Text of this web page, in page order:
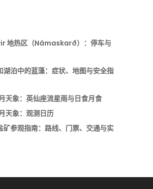
地热区（Námaskarð）：停车与
湖泊中的蓝藻：症状、地图与安全指
天象：英仙座流星雨与日食月食
天象：观测日历
矿参观指南：路线、门票、交通与实